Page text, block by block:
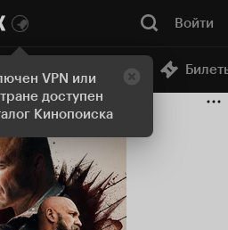
VPN или
доступен
Кинопоиска
Войти
Онлайн-кинотеатр